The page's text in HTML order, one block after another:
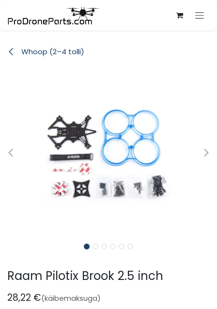
Whoop (2–4 tolli)
Raam Pilotix Brook 2.5 inch
28,22 €(käibemaksuga)